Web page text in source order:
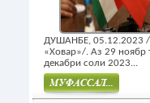
ДУШАНБЕ, 05.12.2023
«Ховар»/. Аз 29 ноябр
декабри соли 2023...